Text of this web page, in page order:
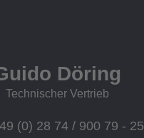
Döring
Technischer Vertrieb
(0) 28 74 / 900 79 - 25